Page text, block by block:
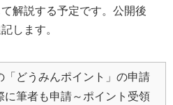
解説する予定です。公開後
します。
どうみんポイント」の申請
筆者も申請～ポイント受領